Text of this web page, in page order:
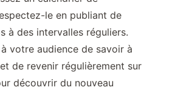
le en publiant de
à des intervalles réguliers.
votre audience de savoir à
de revenir régulièrement sur
découvrir du nouveau